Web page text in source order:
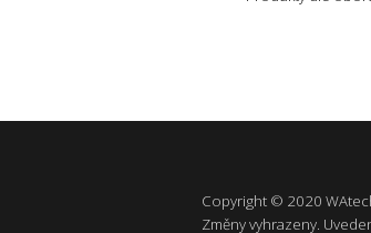
Copyright © 2020
Změny vyhrazeny.